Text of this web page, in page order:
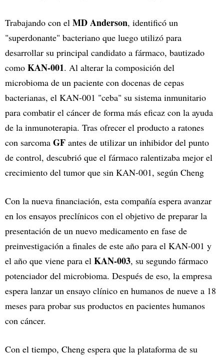
Trabajando con el MD Anderson, identificó un
"superdonante" bacteriano que luego utilizó para
desarrollar su principal candidato a fármaco, bautizado
como KAN-001. Al alterar la composición del
microbioma de un paciente con docenas de cepas
bacterianas, el KAN-001 "ceba" su sistema inmunitario
para combatir el cáncer de forma más eficaz con la ayuda
de la inmunoterapia. Tras ofrecer el producto a ratones
con sarcoma GF antes de utilizar un inhibidor del punto
de control, descubrió que el fármaco ralentizaba mejor el
crecimiento del tumor que sin KAN-001, según Cheng
Con la nueva financiación, esta compañía espera avanzar
en los ensayos preclínicos con el objetivo de preparar la
presentación de un nuevo medicamento en fase de
preinvestigación a finales de este año para el KAN-001 y
el año que viene para el KAN-003, su segundo fármaco
potenciador del microbioma. Después de eso, la empresa
espera lanzar un ensayo clínico en humanos de nueve a 18
meses para probar sus productos en pacientes humanos
con cáncer.
Con el tiempo, Cheng espera que la plataforma de su